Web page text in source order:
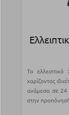
Το
χαρίζοντας
ανάμεσα σε 24
στην